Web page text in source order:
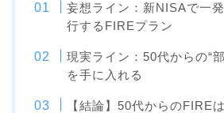
妄想ライン：新NISAで一
行するFIREプラン
現実ライン：50代からの“
を手に入れる
【結論】50代からのFIRE